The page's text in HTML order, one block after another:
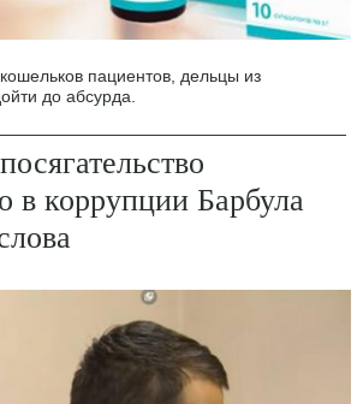
пациентов, дельцы из
до абсурда.
в коррупции Барбула